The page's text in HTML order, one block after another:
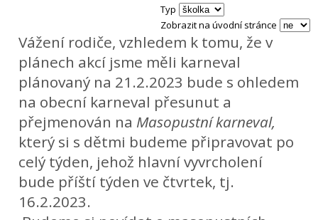
Typ
Zobrazit na úvodní stránce
Vážení rodiče, vzhledem k tomu, že v
plánech akcí jsme měli karneval
plánovaný na 21.2.2023 bude s ohledem
na obecní karneval přesunut a
přejmenován na Masopustní karneval,
který si s dětmi budeme připravovat po
celý týden, jehož hlavní vyvrcholení
bude příští týden ve čtvrtek, tj.
16.2.2023.